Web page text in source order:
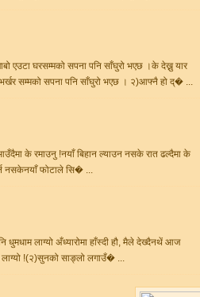
एउटा घरसम्मको सपना पनि साँघुरो भएछ ।के देख्नु यार
सम्मको सपना पनि साँघुरो भएछ । २)आफ्नै हो द्� ...
!नयाँ बिहान ल्याउन नसके रात ढल्दैमा के
नसकेनयाँ फोटाले सि� ...
धुमधाम लाग्यो अँध्यारोमा हाँस्दी हौ, मैले देख्दैनथें आज
लाग्यो !(२)सुनको साङ्लो लगाउँ� ...